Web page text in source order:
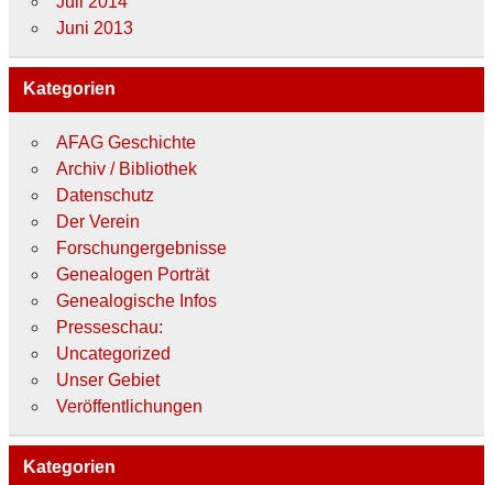
Juni 2013
Kategorien
AFAG Geschichte
Archiv / Bibliothek
Datenschutz
Der Verein
Forschungergebnisse
Genealogen Porträt
Genealogische Infos
Presseschau:
Uncategorized
Unser Gebiet
Veröffentlichungen
Kategorien